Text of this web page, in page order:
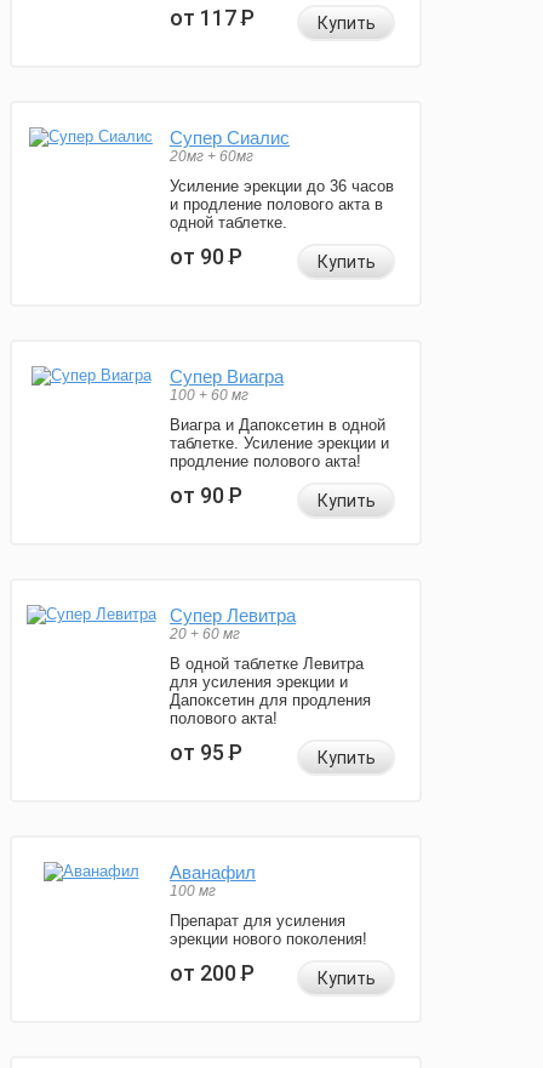
от 117Р Купить
Супер Сиалис
20мг + 60мг
Усиление эрекции до 36 часов
и продление полового акта в
одной таблетке.
от 90Р Купить
Супер Виагра
100 + 60 мг
Виагра и Дапоксетин в одной
таблетке. Усиление эрекции и
продление полового акта!
от 90Р Купить
Супер Левитра
20 + 60 мг
В одной таблетке Левитра
для усиления эрекции и
Дапоксетин для продления
полового акта!
от 95Р Купить
Аванафил
100 мг
Препарат для усиления
эрекции нового поколения!
от 200Р Купить